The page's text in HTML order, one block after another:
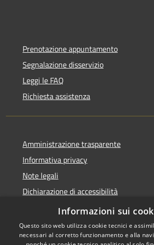
Prenotazione appuntamento
Segnalazione disservizio
Leggi le FAQ
Richiesta assistenza
Amministrazione trasparente
Informativa privacy
Note legali
Dichiarazione di accessibilità
Moduli Privacy Amministrazione
Informazioni sui
Questo sito web utilizza cookie tecnici e
necessari al corretto funzionamento e alla